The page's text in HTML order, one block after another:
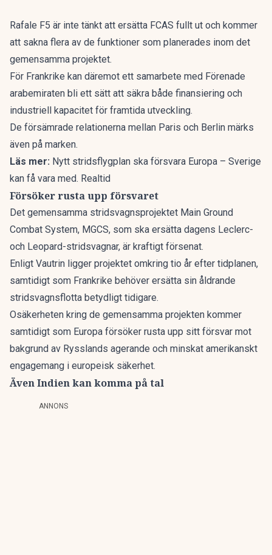
Rafale F5 är inte tänkt att ersätta FCAS fullt ut och kommer
att sakna flera av de funktioner som planerades inom det
gemensamma projektet.
För Frankrike kan däremot ett samarbete med Förenade
arabemiraten bli ett sätt att säkra både finansiering och
industriell kapacitet för framtida utveckling.
De försämrade relationerna mellan Paris och Berlin märks
även på marken.
Läs mer: Nytt stridsflygplan ska försvara Europa – Sverige
kan få vara med. Realtid
Försöker rusta upp försvaret
Det gemensamma stridsvagnsprojektet Main Ground
Combat System, MGCS, som ska ersätta dagens Leclerc-
och Leopard-stridsvagnar, är kraftigt försenat.
Enligt Vautrin ligger projektet omkring tio år efter tidplanen,
samtidigt som Frankrike behöver ersätta sin åldrande
stridsvagnsflotta betydligt tidigare.
Osäkerheten kring de gemensamma projekten kommer
samtidigt som Europa försöker rusta upp sitt försvar mot
bakgrund av Rysslands agerande och minskat amerikanskt
engagemang i europeisk säkerhet.
Även Indien kan komma på tal
ANNONS